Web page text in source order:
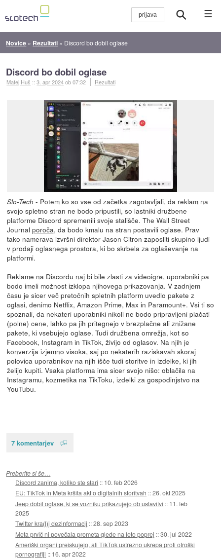
☰
Novice » Rezultati » Discord bo dobil oglase
Discord bo dobil oglase
Matej Huš ::3. apr 2024ob 07:32 Rezultati
Slo-Tech - Potem ko so vse od začetka zagotavljali, da reklam na
svojo spletno stran ne bodo pripustili, so lastniki družbene
platforme Discord spremenili svoje stališče. The Wall Street
Journal poroča, da bodo kmalu na stran postavili oglase. Prav
tako namerava izvršni direktor Jason Citron zaposliti skupino ljudi
v prodaji oglasnega prostora, ki bo skrbela za oglaševanje na
platformi.
Reklame na Discordu naj bi bile zlasti za videoigre, uporabniki pa
bodo imeli možnost izklopa njihovega prikazovanja. V zadnjem
času je sicer več pretočnih spletnih platform uvedlo pakete z
oglasi, denimo Netflix, Amazon Prime, Max in Paramount+. Vsi ti so
spoznali, da nekateri uporabniki nikoli ne bodo pripravljeni plačati
(polne) cene, lahko pa jih pritegnejo v brezplačne ali znižane
pakete, ki vsebujejo oglase. Tudi družbena omrežja, kot so
Facebook, Instagram in TikTok, živijo od oglasov. Na njih je
konverzija izjemno visoka, saj po nekaterih raziskavah skoraj
polovica uporabnikov na njih išče tudi storitve in izdelke, ki jih
želijo kupiti. Vsaka platforma ima sicer svojo nišo: oblačila na
Instagramu, kozmetika na TikToku, izdelki za gospodinjstvo na
YouTubu.
7 komentarjev
Preberite si še…
Discord zanima, koliko ste stari :: 10. feb 2026
EU: TikTok in Meta kršita akt o digitalnih storitvah ::26. okt 2025
Jeep dobil oglase, ki se vozniku prikazujejo ob ustavitvi :: 11. feb
2025
Twitter kra(l)j dezinformacij ::28. sep 2023
Meta prvič ni povečala prometa glede na leto poprej ::30. jul 2022
Ameriški organi preiskujejo, ali TikTok ustrezno ukrepa proti otroški
pornografiji :: 16. apr 2022